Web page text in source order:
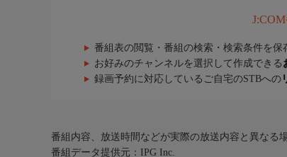
番組表の閲覧・番組の検索・検索条件を保
お好みのチャンネルを選択して作成できる
録画予約に対応しているご自宅のSTBへの
番組内容、放送時間などが実際の放送内容と異なる
番組データ提供元：IPG Inc.